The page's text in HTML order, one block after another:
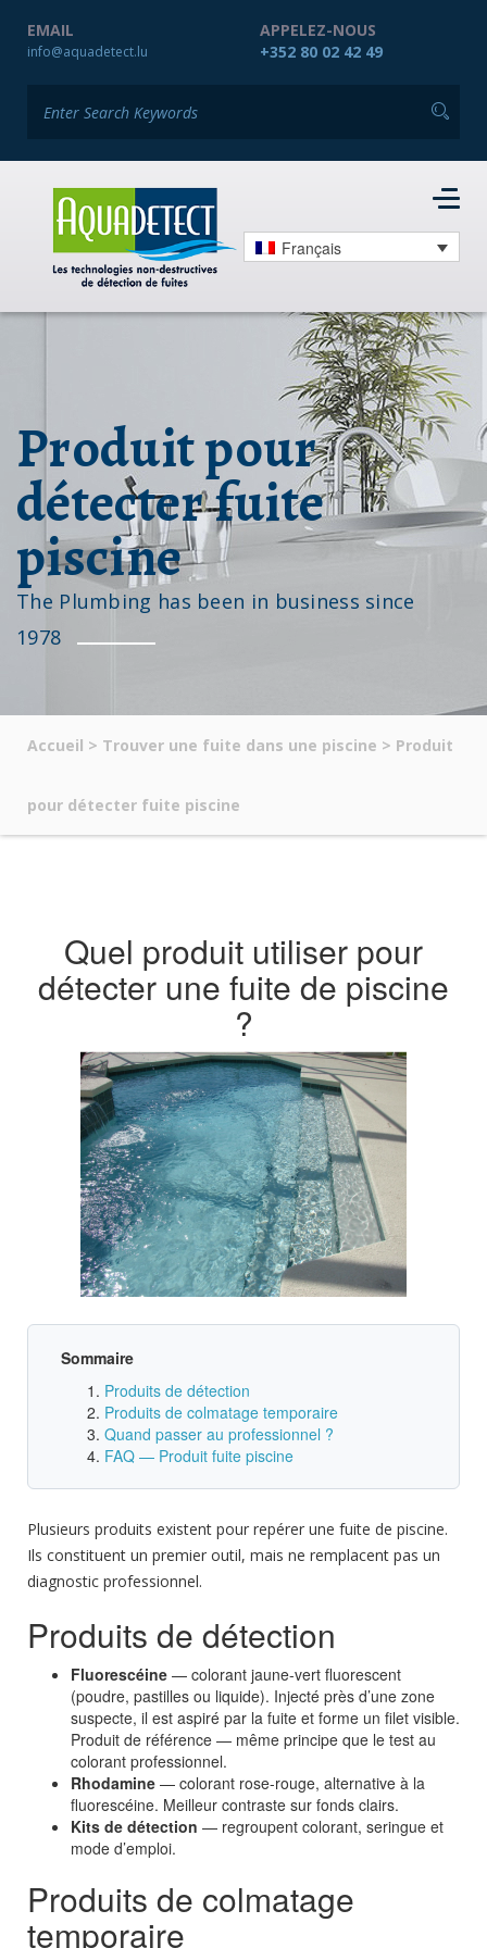
EMAIL
info@aquadetect.lu
APPELEZ-NOUS
+352 80 02 42 49
Français
Produit pour
détecter fuite
piscine
The Plumbing has been in business since
1978
Accueil > Trouver une fuite dans une piscine > Produit
pour détecter fuite piscine
Quel produit utiliser pour
détecter une fuite de piscine
?
Sommaire
Produits de détection
Produits de colmatage temporaire
Quand passer au professionnel ?
FAQ — Produit fuite piscine
Plusieurs produits existent pour repérer une fuite de piscine.
Ils constituent un premier outil, mais ne remplacent pas un
diagnostic professionnel.
Produits de détection
Fluorescéine — colorant jaune-vert fluorescent
(poudre, pastilles ou liquide). Injecté près d’une zone
suspecte, il est aspiré par la fuite et forme un filet visible.
Produit de référence — même principe que le test au
colorant professionnel.
Rhodamine — colorant rose-rouge, alternative à la
fluorescéine. Meilleur contraste sur fonds clairs.
Kits de détection — regroupent colorant, seringue et
mode d’emploi.
Produits de colmatage
temporaire